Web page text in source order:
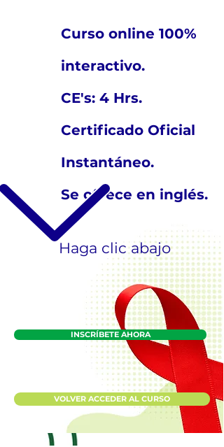
Curso online 100%
interactivo.
CE's: 4 Hrs.
Certificado Oficial
Instantáneo.
Se ofrece en inglés.
Haga clic abajo
INSCRÍBETE AHORA
VOLVER ACCEDER AL CURSO